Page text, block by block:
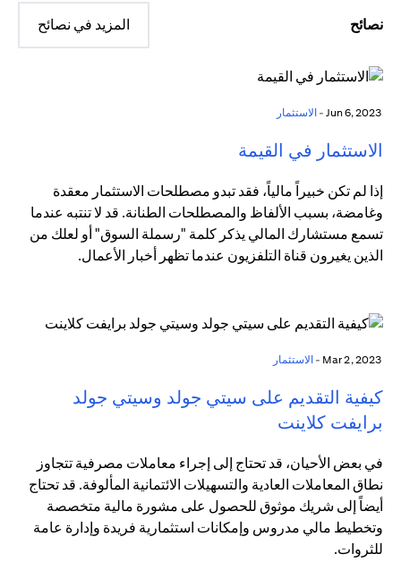
نصائح المزيد في نصائح
الاستثمار
الاستثمار في القيمة
إذا لم تكن خبيراً مالياً، فقد تبدو مصطلحات الاستثمار معقدة
وغامضة، بسبب الألفاظ والمصطلحات الطنانة. قد لا تنتبه عندما
تسمع مستشارك المالي يذكر كلمة "رسملة السوق" أو لعلك من
الذين يغيرون قناة التلفزيون عندما تظهر أخبار الأعمال.
الاستثمار
كيفية التقديم على سيتي جولد وسيتي جولد
برايفت كلاينت
في بعض الأحيان، قد تحتاج إلى إجراء معاملات مصرفية تتجاوز
نطاق المعاملات العادية والتسهيلات الائتمانية المألوفة. قد تحتاج
أيضاً إلى شريك موثوق للحصول على مشورة مالية متخصصة
وتخطيط مالي مدروس وإمكانات استثمارية فريدة وإدارة عامة
للثروات.